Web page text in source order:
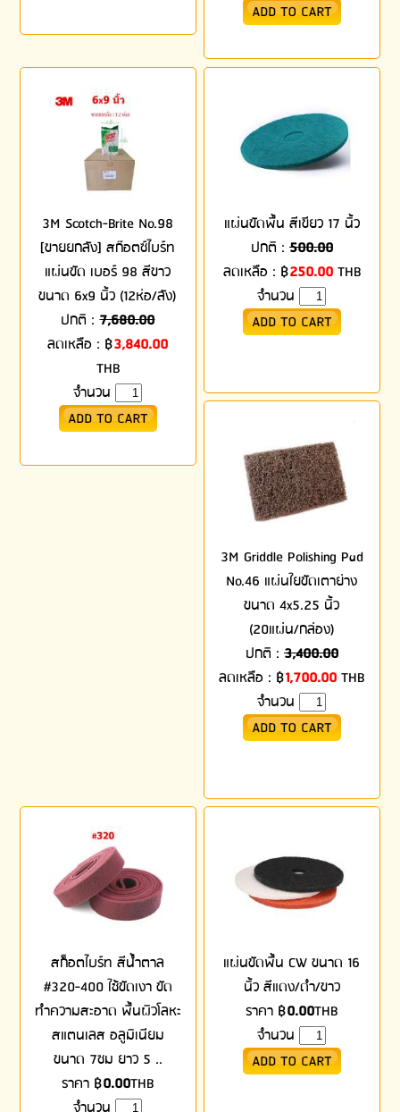
3M Scotch-Brite No.98
[ขายยกลัง] สก๊อตซ์ไบร์ท
แผ่นขัด เบอร์ 98 สีขาว
ขนาด 6x9 นิ้ว (12ห่อ/ลัง)
ปกติ :7,680.00
ลดเหลือ : ฿3,840.00
THB
จำนวน
แผ่นขัดพื้น สีเขียว 17 นิ้ว
ปกติ : 500.00
ลดเหลือ : ฿250.00THB
จำนวน
3M Griddle Polishing Pad
No.46 แผ่นใยขัดเตาย่าง
ขนาด 4x5.25 นิ้ว
(20แผ่น/กล่อง)
ปกติ : 3,400.00
ลดเหลือ : ฿1,700.00 THB
จำนวน
สก็อตไบร์ท สีน้ำตาล
#320-400 ใช้ขัดเงา ขัด
ทำความสะอาด พื้นผิวโลหะ
สแตนเลส อลูมิเนียม
ขนาด 7ซม ยาว 5 ..
ราคา ฿0.00THB
แผ่นขัดพื้น CW ขนาด 16
นิ้ว สีแดง/ดำ/ขาว
ราคา ฿0.00THB
จำนวน